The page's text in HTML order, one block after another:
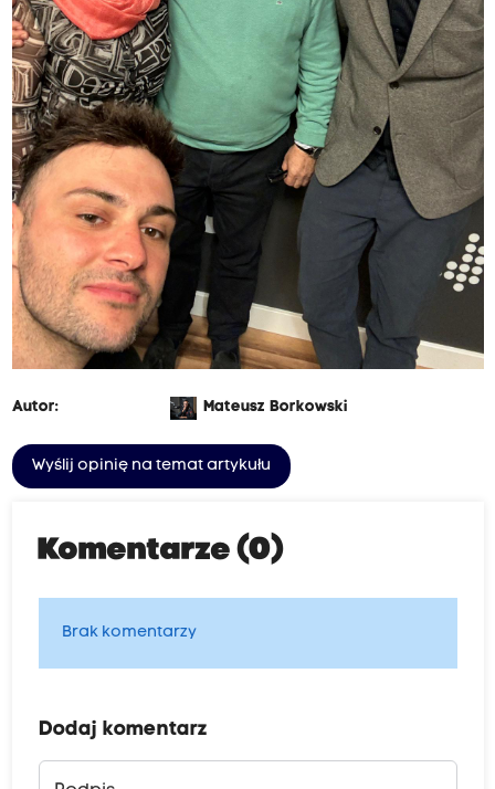
Autor: Mateusz Borkowski
Wyślij opinię na temat artykułu
Komentarze (0)
Brak komentarzy
Dodaj komentarz